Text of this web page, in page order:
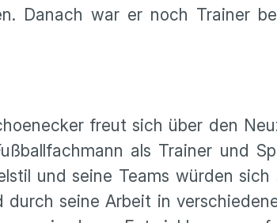
Danach war er noch Trainer
freut sich über den
als Trainer und
und seine Teams würden
durch seine Arbeit in